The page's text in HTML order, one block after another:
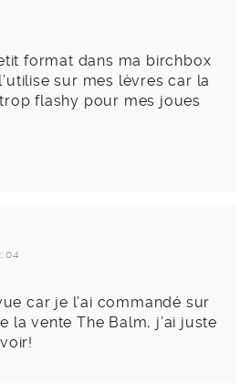
format dans ma birchbox
sur mes lèvres car la
flashy pour mes joues
car je l’ai commandé sur
la vente The Balm, j’ai juste